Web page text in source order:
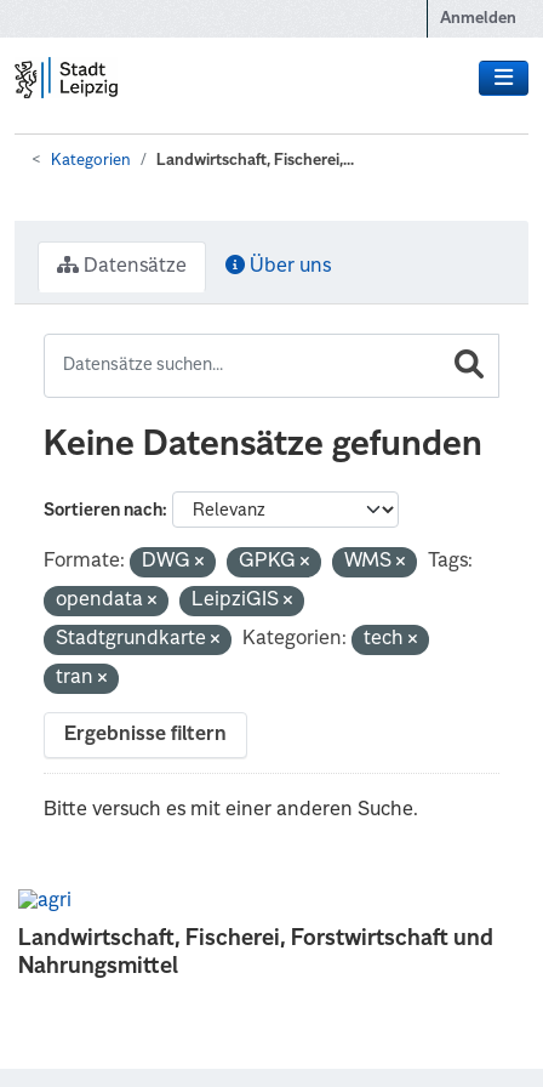
Anmelden
Kategorien Landwirtschaft, Fischerei,...
Landwirtschaft, Fischerei, Forstwirtschaft und
Nahrungsmittel
Datensätze Über uns
Keine Datensätze gefunden
Sortieren nach
Formate: DWG GPKG WMS
Tags:
opendata
LeipziGIS
Stadtgrundkarte
Kategorien:
tech
tran
Ergebnisse filtern
Bitte versuch es mit einer anderen Suche.